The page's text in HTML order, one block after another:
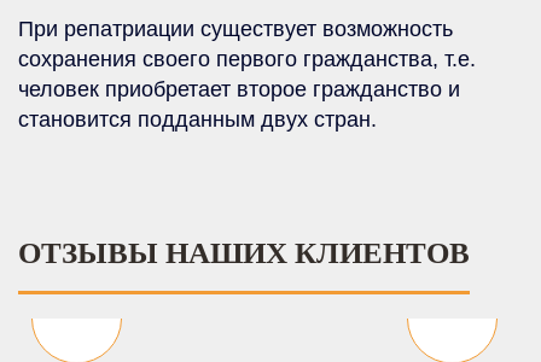
При репатриации существует возможность
сохранения своего первого гражданства, т.е.
человек приобретает второе гражданство и
становится подданным двух стран.
ОТЗЫВЫ НАШИХ КЛИЕНТОВ